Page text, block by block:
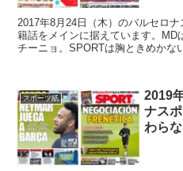
2017年8月24日（木）のバルセロ
籍話をメインに据えています。MD
チーニョ。SPORTは胸ときめかな
スポーツ紙
2019
ナス
わら